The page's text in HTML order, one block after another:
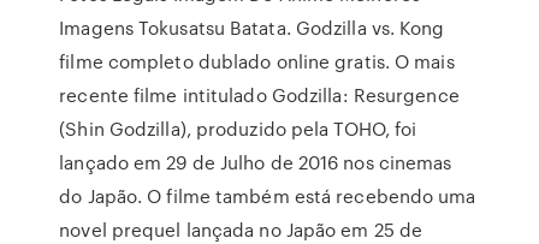
Imagens Tokusatsu Batata. Godzilla vs. Kong
filme completo dublado online gratis. O mais
recente filme intitulado Godzilla: Resurgence
(Shin Godzilla), produzido pela TOHO, foi
lançado em 29 de Julho de 2016 nos cinemas
do Japão. O filme também está recebendo uma
novel prequel lançada no Japão em 25 de